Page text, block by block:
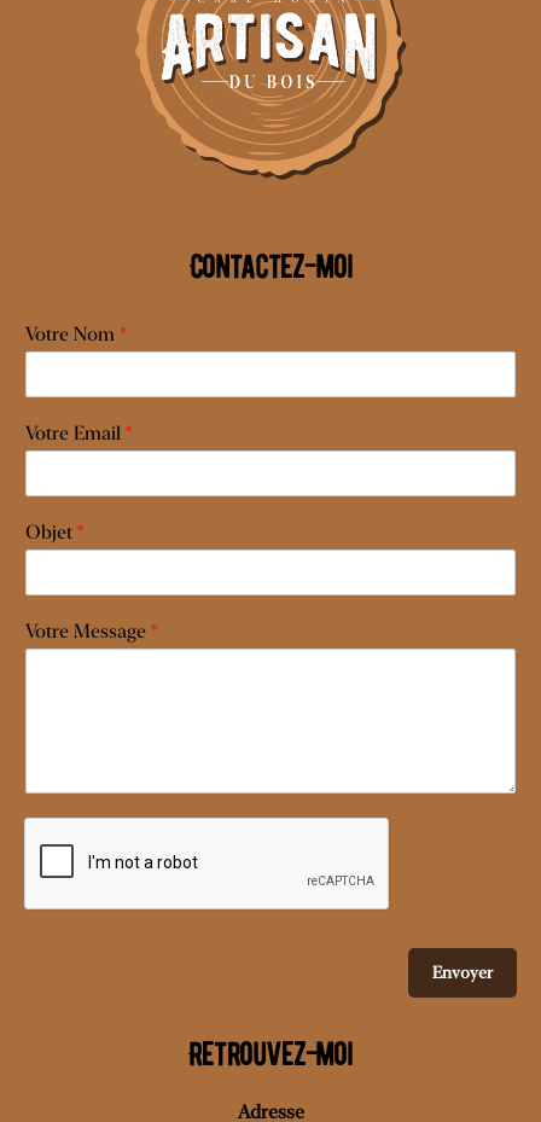
Contactez-moi
Votre Nom *
Votre Email *
Objet *
Votre Message *
Envoyer
Retrouvez-moi
Adresse